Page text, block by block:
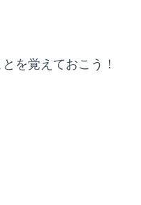
を覚えておこう！